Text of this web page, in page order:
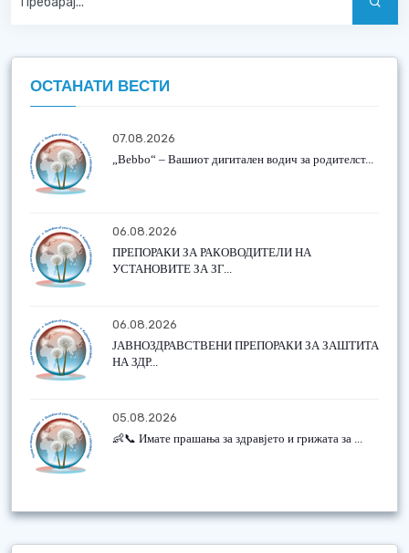
ОСТАНАТИ ВЕСТИ
07.08.2026
„Bebbo“ – Вашиот дигитален водич за родителст...
06.08.2026
ПРЕПОРАКИ ЗА РАКОВОДИТЕЛИ НА
УСТАНОВИТЕ ЗА ЗГ...
06.08.2026
ЈАВНОЗДРАВСТВЕНИ ПРЕПОРАКИ ЗА ЗАШТИТА
НА ЗДР...
05.08.2026
👶📞 Имате прашања за здравјето и грижата за ...